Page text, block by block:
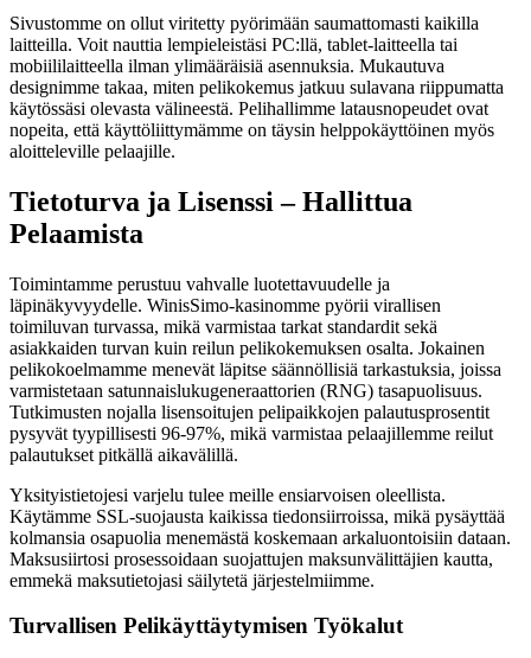
Sivustomme on ollut viritetty pyörimään saumattomasti kaikilla
laitteilla. Voit nauttia lempieleistäsi PC:llä, tablet-laitteella tai
mobiililaitteella ilman ylimääräisiä asennuksia. Mukautuva
designimme takaa, miten pelikokemus jatkuu sulavana riippumatta
käytössäsi olevasta välineestä. Pelihallimme latausnopeudet ovat
nopeita, että käyttöliittymämme on täysin helppokäyttöinen myös
aloitteleville pelaajille.
Tietoturva ja Lisenssi – Hallittua
Pelaamista
Toimintamme perustuu vahvalle luotettavuudelle ja
läpinäkyvyydelle. WinisSimo-kasinomme pyörii virallisen
toimiluvan turvassa, mikä varmistaa tarkat standardit sekä
asiakkaiden turvan kuin reilun pelikokemuksen osalta. Jokainen
pelikokoelmamme menevät läpitse säännöllisiä tarkastuksia, joissa
varmistetaan satunnaislukugeneraattorien (RNG) tasapuolisuus.
Tutkimusten nojalla lisensoitujen pelipaikkojen palautusprosentit
pysyvät tyypillisesti 96-97%, mikä varmistaa pelaajillemme reilut
palautukset pitkällä aikavälillä.
Yksityistietojesi varjelu tulee meille ensiarvoisen oleellista.
Käytämme SSL-suojausta kaikissa tiedonsiirroissa, mikä pysäyttää
kolmansia osapuolia menemästä koskemaan arkaluontoisiin dataan.
Maksusiirtosi prosessoidaan suojattujen maksunvälittäjien kautta,
emmekä maksutietojasi säilytetä järjestelmiimme.
Turvallisen Pelikäyttäytymisen Työkalut